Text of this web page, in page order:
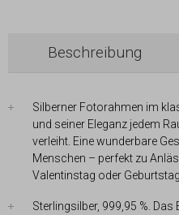
Beschreibung
Silberner Fotorahmen im
und seiner Eleganz jedem
verleiht. Eine wunderbare
Menschen – perfekt zu
Valentinstag oder Geburtstag.
Sterlingsilber, 999,95 %.